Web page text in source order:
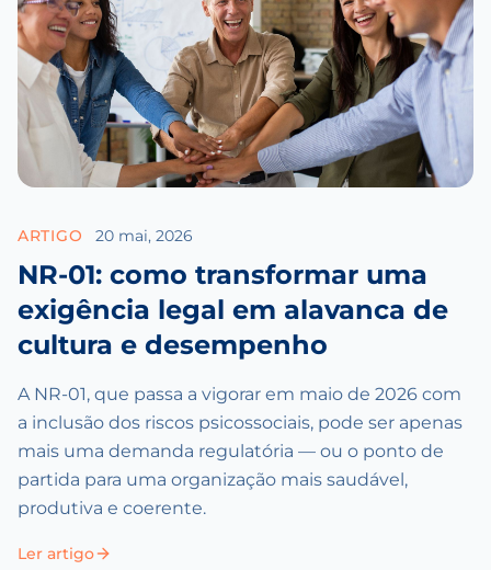
ARTIGO 20 mai, 2026
NR-01: como transformar uma
exigência legal em alavanca de
cultura e desempenho
A NR-01, que passa a vigorar em maio de 2026 com
a inclusão dos riscos psicossociais, pode ser apenas
mais uma demanda regulatória — ou o ponto de
partida para uma organização mais saudável,
produtiva e coerente.
Ler artigo